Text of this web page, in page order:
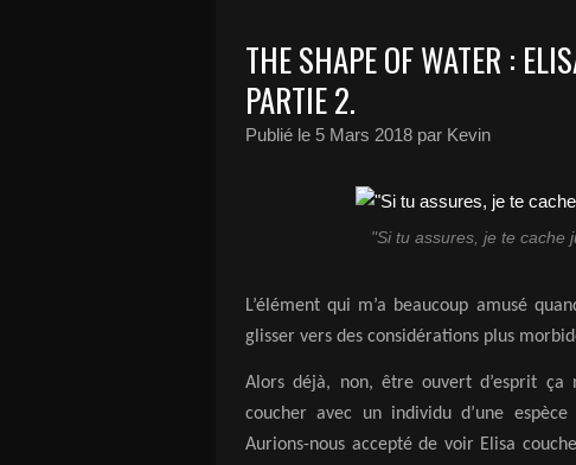
THE SHAPE OF WATER :
PARTIE 2.
Publié le 5 Mars 2018 par Kevin
"Si tu assures, je te cache
L’élément qui m’a beaucoup amusé
glisser vers des considérations plus
Alors déjà, non, être ouvert d’esprit ça
coucher avec un individu d’une
Aurions-nous accepté de voir Elisa